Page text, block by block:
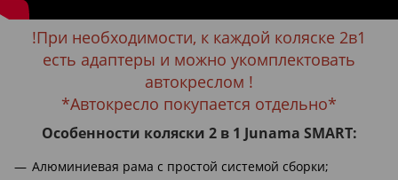
!При необходимости, к каждой коляске 2в1
есть адаптеры и можно укомплектовать
автокреслом !
*Автокресло покупается отдельно*
Особенности коляски 2 в 1 Junama SMART:
Алюминиевая рама с простой системой сборки;